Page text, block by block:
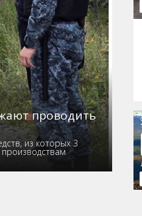
проводить
из которых 3